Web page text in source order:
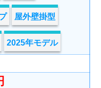
屋外壁掛型
2025年モデル